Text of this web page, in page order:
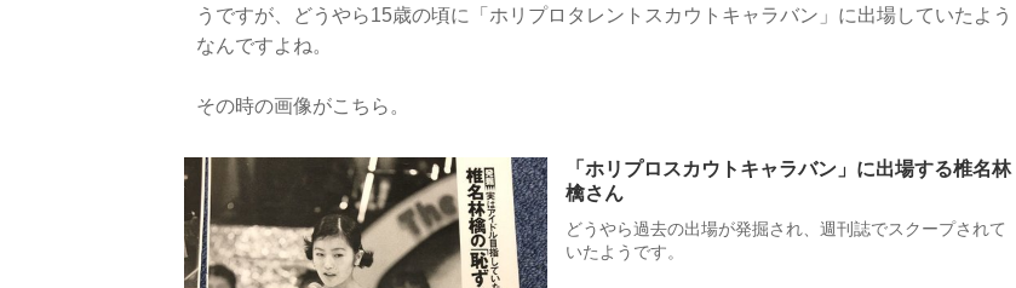
うですが、どうやら15歳の頃に「ホリプロタレントスカウトキャラバン」に出場していたよう
なんですよね。
その時の画像がこちら。
「ホリプロスカウトキャラバン」に出場する椎名林
檎さん
どうやら過去の出場が発掘され、週刊誌でスクープされて
いたようです。